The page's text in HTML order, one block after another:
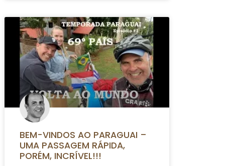
BEM-VINDOS AO PARAGUAI –
UMA PASSAGEM RÁPIDA,
PORÉM, INCRÍVEL!!!